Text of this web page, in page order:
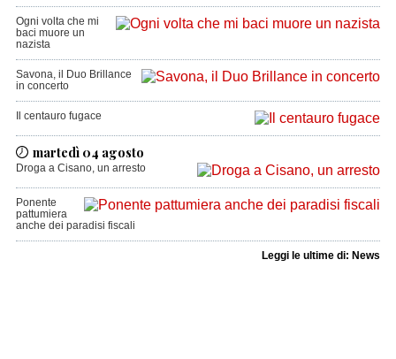
Ogni volta che mi
baci muore un
nazista
Savona, il Duo Brillance
in concerto
Il centauro fugace
martedì 04 agosto
Droga a Cisano, un arresto
Ponente
pattumiera
anche dei paradisi fiscali
Leggi le ultime di: News